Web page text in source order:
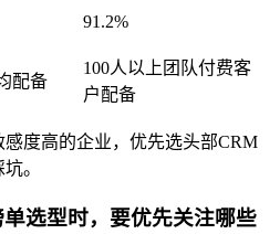
91.2%
配备
100人以上团队付费客
户配备
度高的企业，优先选头部CRM
。
选型时，要优先关注哪些